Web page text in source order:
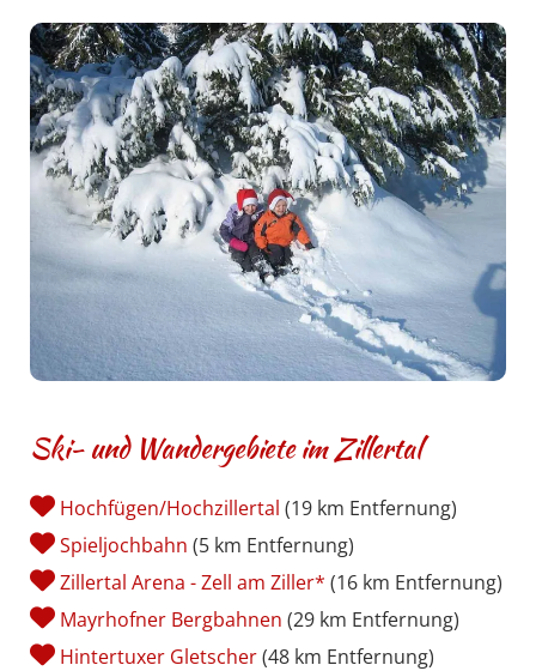
Ski- und Wandergebiete im Zillertal
 Hochfügen/Hochzillertal (19 km Entfernung)
Spieljochbahn (5 km Entfernung)
Zillertal Arena - Zell am Ziller* (16 km Entfernung)
 Mayrhofner Bergbahnen (29 km Entfernung)
 Hintertuxer Gletscher(48 km Entfernung)